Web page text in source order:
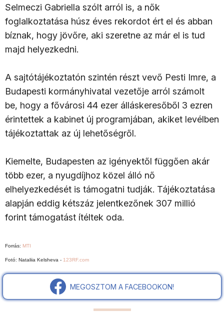
Selmeczi Gabriella szólt arról is, a nők
foglalkoztatása húsz éves rekordot ért el és abban
bíznak, hogy jövőre, aki szeretne az már el is tud
majd helyezkedni.
A sajtótájékoztatón szintén részt vevő Pesti Imre, a
Budapesti kormányhivatal vezetője arról számolt
be, hogy a fővárosi 44 ezer álláskeresőből 3 ezren
érintettek a kabinet új programjában, akiket levélben
tájékoztattak az új lehetőségről.
Kiemelte, Budapesten az igényektől függően akár
több ezer, a nyugdíjhoz közel álló nő
elhelyezkedését is támogatni tudják. Tájékoztatása
alapján eddig kétszáz jelentkezőnek 307 millió
forint támogatást ítéltek oda.
Forrás: MTI
Fotó: Nataliia Kelsheva - 123RF.com
MEGOSZTOM A FACEBOOKON!